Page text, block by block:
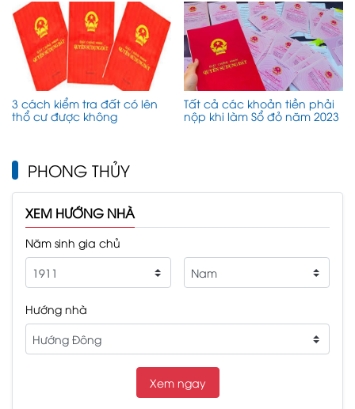
3 cách kiểm tra đất có lên
thổ cư được không
Tất cả các khoản tiền phải
nộp khi làm Sổ đỏ năm 2023
PHONG THỦY
XEM HƯỚNG NHÀ
Năm sinh gia chủ
Hướng nhà